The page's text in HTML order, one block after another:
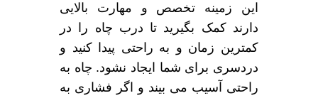
این زمینه تخصص و مهارت بالایی
دارند کمک بگیرید تا درب چاه را در
کمترین زمان و به راحتی پیدا کنید و
دردسری برای شما ایجاد نشود. چاه به
راحتی آسیب می بیند و اگر فشاری به